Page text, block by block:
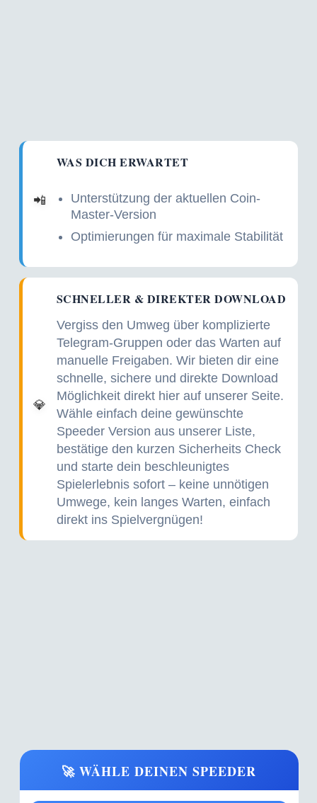
📲
WAS DICH ERWARTET
Unterstützung der aktuellen Coin-
Master-Version
Optimierungen für maximale Stabilität
💎
SCHNELLER & DIREKTER DOWNLOAD
Vergiss den Umweg über komplizierte
Telegram-Gruppen oder das Warten auf
manuelle Freigaben. Wir bieten dir eine
schnelle, sichere und direkte Download
Möglichkeit direkt hier auf unserer Seite.
Wähle einfach deine gewünschte
Speeder Version aus unserer Liste,
bestätige den kurzen Sicherheits Check
und starte dein beschleunigtes
Spielerlebnis sofort – keine unnötigen
Umwege, kein langes Warten, einfach
direkt ins Spielvergnügen!
🚀 WÄHLE DEINEN SPEEDER